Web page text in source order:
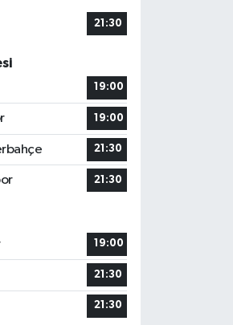
21:30
19:00
19:00
21:30
21:30
19:00
21:30
21:30